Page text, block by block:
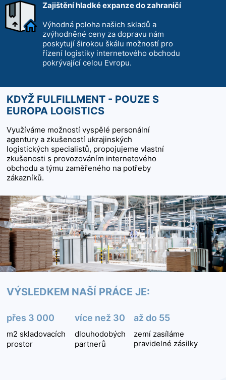
Zajištění hladké expanze do zahraničí
Výhodná poloha našich skladů a
zvýhodněné ceny za dopravu nám
poskytují širokou škálu možností pro
řízení logistiky internetového obchodu
pokrývající celou Evropu.
KDYŽ FULFILLMENT - POUZE S
EUROPA LOGISTICS
Využíváme možností vyspělé personální
agentury a zkušeností ukrajinských
logistických specialistů, propojujeme vlastní
zkušenosti s provozováním internetového
obchodu a týmu zaměřeného na potřeby
zákazníků.
VÝSLEDKEM NAŠÍ PRÁCE JE:
m2 skladovacích
prostor
přes 3 000
dlouhodobých
partnerů
více než 30
zemí zasíláme
pravidelné zásilky
až do 55